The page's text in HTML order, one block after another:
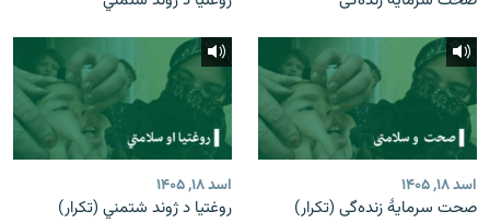
اسد ۱۸, ۱۴۰۵
صحت سرمایۀ زنده‌گی (تکرار)
اسد ۱۸, ۱۴۰۵
روغتیا د ژوند شتمني (تکرار)